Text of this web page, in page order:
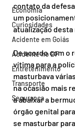
Economia
Curiosidades
Acidente em Goiás
Acidente no DF
Entretenimento
Transporte
Segurança
contato da
um
atualização desta
De acordo com o
vítima para a
masturbava
na ocasião mais
a abaixar a
órgão genital
se masturbar